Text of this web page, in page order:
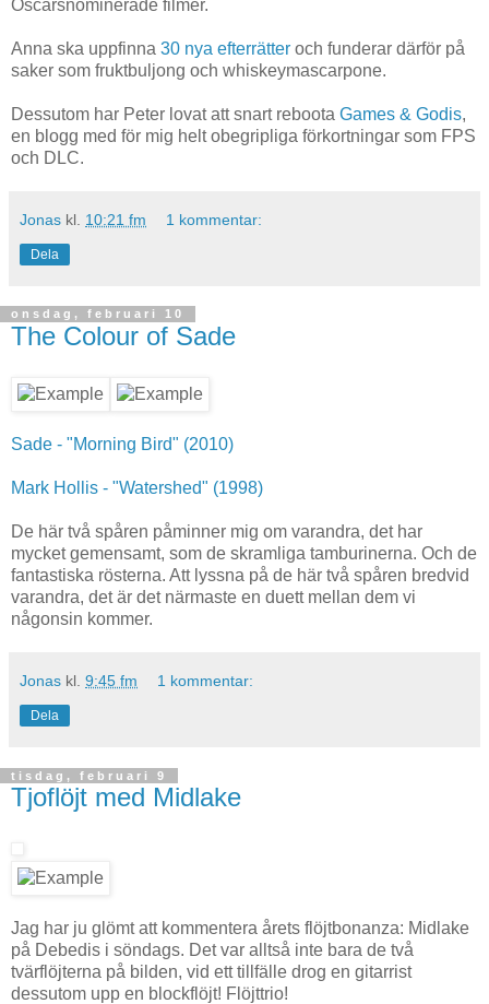
Oscarsnominerade filmer.
Anna ska uppfinna 30 nya efterrätter och funderar därför på
saker som fruktbuljong och whiskeymascarpone.
Dessutom har Peter lovat att snart reboota Games & Godis,
en blogg med för mig helt obegripliga förkortningar som FPS
och DLC.
Jonas kl. 10:21 fm 1 kommentar:
Dela
onsdag, februari 10
The Colour of Sade
Sade - "Morning Bird" (2010)
Mark Hollis - "Watershed" (1998)
De här två spåren påminner mig om varandra, det har
mycket gemensamt, som de skramliga tamburinerna. Och de
fantastiska rösterna. Att lyssna på de här två spåren bredvid
varandra, det är det närmaste en duett mellan dem vi
någonsin kommer.
Jonas kl. 9:45 fm 1 kommentar:
Dela
tisdag, februari 9
Tjoflöjt med Midlake
Jag har ju glömt att kommentera årets flöjtbonanza: Midlake
på Debedis i söndags. Det var alltså inte bara de två
tvärflöjterna på bilden, vid ett tillfälle drog en gitarrist
dessutom upp en blockflöjt! Flöjttrio!